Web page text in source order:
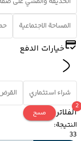
المساحة الاجتماعية
خيارات الدفع
شراء استثماري
الفلاتر
2
مسح
النتيجة:
33